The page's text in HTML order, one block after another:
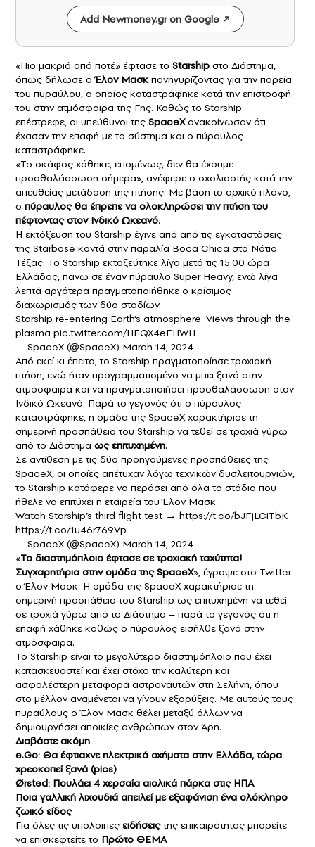
Add Newmoney.gr on Google
«Πιο μακριά από ποτέ» έφτασε το Starship στο Διάστημα,
όπως δήλωσε οΈλον Μασκπανηγυρίζοντας για την πορεία
του πυραύλου, ο οποίος καταστράφηκε κατά την επιστροφή
του στην ατμόσφαιρα της Γης. Καθώς το Starship
επέστρεφε, οι υπεύθυνοι της SpaceXανακοίνωσαν ότι
έχασαν την επαφή με το σύστημα και ο πύραυλος
καταστράφηκε.
«Το σκάφος χάθηκε, επομένως, δεν θα έχουμε
προσθαλάσσωση σήμερα», ανέφερε ο σχολιαστής κατά την
απευθείας μετάδοση της πτήσης. Με βάση το αρχικό πλάνο,
ο πύραυλος θα έπρεπε να ολοκληρώσει την πτήση του
πέφτοντας στον Ινδικό Ωκεανό.
Η εκτόξευση του Starship έγινε από από τις εγκαταστάσεις
της Starbase κοντά στην παραλία Boca Chica στο Νότιο
Τέξας. Το Starship εκτοξεύτηκε λίγο μετά τις 15:00 ώρα
Ελλάδος, πάνω σε έναν πύραυλο Super Heavy, ενώ λίγα
λεπτά αργότερα πραγματοποιήθηκε ο κρίσιμος
διαχωρισμός των δύο σταδίων.
Starship re-entering Earth’s atmosphere. Views through the
plasma pic.twitter.com/HEQX4eEHWH
— SpaceX (@SpaceX) March 14, 2024
Από εκεί κι έπειτα, το Starship πραγματοποίησε τροχιακή
πτήση, ενώ ήταν προγραμματισμένο να μπει ξανά στην
ατμόσφαιρα και να πραγματοποιήσει προσθαλάσσωση στον
Ινδικό Ωκεανό. Παρά το γεγονός ότι ο πύραυλος
καταστράφηκε, η ομάδα της SpaceX χαρακτήρισε τη
σημερινή προσπάθεια του Starship να τεθεί σε τροχιά γύρω
από το Διάστημα ως επιτυχημένη.
Σε αντίθεση με τις δύο προηγούμενες προσπάθειες της
SpaceX, οι οποίες απέτυχαν λόγω τεχνικών δυσλειτουργιών,
το Starship κατάφερε να περάσει από όλα τα στάδια που
ήθελε να επιτύχει η εταιρεία του Έλον Μασκ.
Watch Starship’s third flight test → https://t.co/bJFjLCiTbK
https://t.co/1u46r769Vp
— SpaceX (@SpaceX) March 14, 2024
«Το διαστημόπλοιο έφτασε σε τροχιακή ταχύτητα!
Συγχαρητήρια στην ομάδα της SpaceX», έγραψε στο Twitter
ο Έλον Μασκ. Η ομάδα της SpaceX χαρακτήρισε τη
σημερινή προσπάθεια του Starship ως επιτυχημένη να τεθεί
σε τροχιά γύρω από το Διάστημα – παρά το γεγονός ότι η
επαφή χάθηκε καθώς ο πύραυλος εισήλθε ξανά στην
ατμόσφαιρα.
Το Starship είναι το μεγαλύτερο διαστημόπλοιο που έχει
κατασκευαστεί και έχει στόχο την καλύτερη και
ασφαλέστερη μεταφορά αστροναυτών στη Σελήνη, όπου
στο μέλλον αναμένεται να γίνουν εξορύξεις. Με αυτούς τους
πυραύλους ο Έλον Μασκ θέλει μεταξύ άλλων να
δημιουργήσει αποικίες ανθρώπων στον Άρη.
Διαβάστε ακόμη
e.Go: Θα έφτιαχνε ηλεκτρικά οχήματα στην Ελλάδα, τώρα
χρεοκοπεί ξανά (pics)
Ørsted: Πουλάει 4 χερσαία αιολικά πάρκα στις ΗΠΑ
Ποια γαλλική λιχουδιά απειλεί με εξαφάνιση ένα ολόκληρο
ζωικό είδος
Για όλες τις υπόλοιπες ειδήσεις της επικαιρότητας μπορείτε
να επισκεφτείτε το Πρώτο ΘΕΜΑ